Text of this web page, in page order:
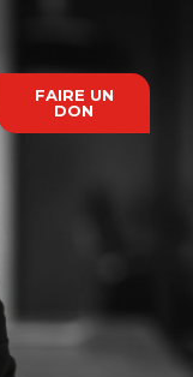
FAIRE UN
DON